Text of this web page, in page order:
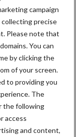
campaign
precise
Please note that
You can
by clicking the
of your screen.
to providing you
The
the following
access
and content,
voor
Fokkerij